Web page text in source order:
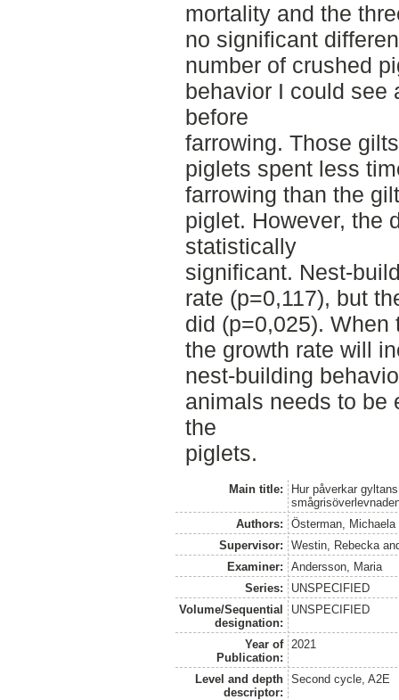
mortality and the
no significant
number of crushed
behavior I could see
before
farrowing. Those
piglets spent less
farrowing than the
piglet. However, the
statistically
significant. Nest-
rate (p=0,117), but
did (p=0,025). When
the growth rate will
nest-building
animals needs to be
the
piglets.
Main title:
Hur påverkar
Authors:
Österman, Michaela
Supervisor:
Westin, Rebecka
Examiner:
Andersson, Maria
Series:
UNSPECIFIED
Volume/Sequential
designation:
UNSPECIFIED
Year of
Publication:
2021
Level and depth
descriptor:
Second cycle, A2E